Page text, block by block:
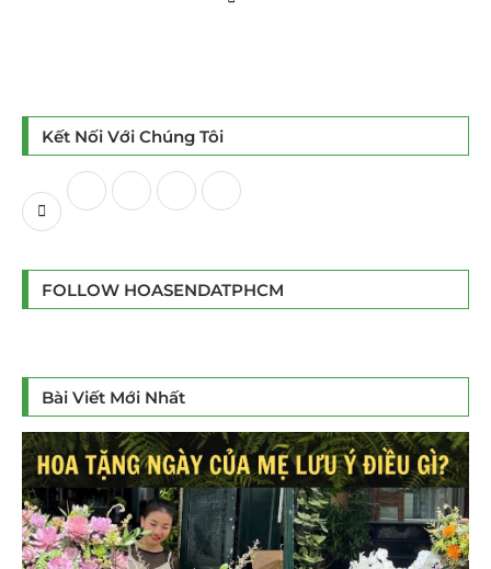
Kết Nối Với Chúng Tôi
FOLLOW HOASENDATPHCM
Bài Viết Mới Nhất